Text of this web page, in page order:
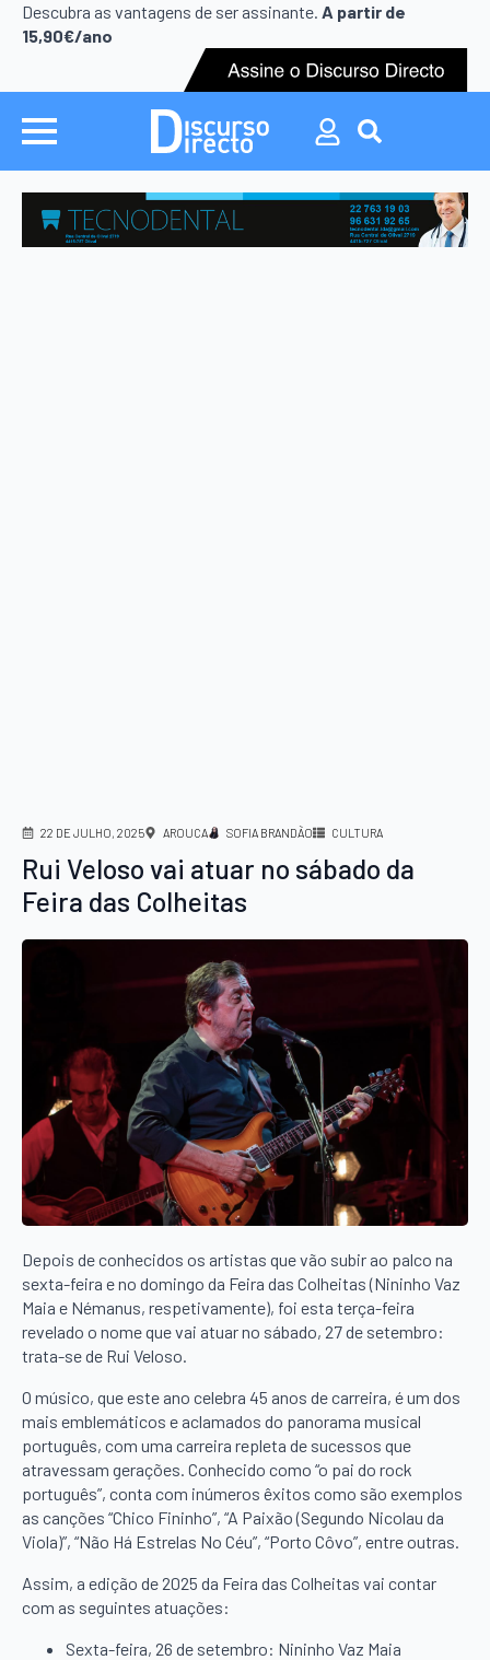
Descubra as vantagens de ser assinante. A partir de
15,90€/ano
Search
for:
Search
22 DE JULHO, 2025 AROUCA SOFIA BRANDÃO CULTURA
Rui Veloso vai atuar no sábado da
Feira das Colheitas
Depois de conhecidos os artistas que vão subir ao palco na
sexta-feira e no domingo da Feira das Colheitas (Nininho Vaz
Maia e Némanus, respetivamente), foi esta terça-feira
revelado o nome que vai atuar no sábado, 27 de setembro:
trata-se de Rui Veloso.
O músico, que este ano celebra 45 anos de carreira, é um dos
mais emblemáticos e aclamados do panorama musical
português, com uma carreira repleta de sucessos que
atravessam gerações. Conhecido como “o pai do rock
português”, conta com inúmeros êxitos como são exemplos
as canções “Chico Fininho”, “A Paixão (Segundo Nicolau da
Viola)”, “Não Há Estrelas No Céu”, “Porto Côvo”, entre outras.
Assim, a edição de 2025 da Feira das Colheitas vai contar
com as seguintes atuações:
Sexta-feira, 26 de setembro: Nininho Vaz Maia